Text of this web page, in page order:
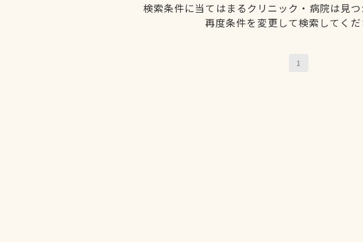
検索条件に当てはまるクリニック・病院は見つ
再度条件を変更して検索してくだ
1